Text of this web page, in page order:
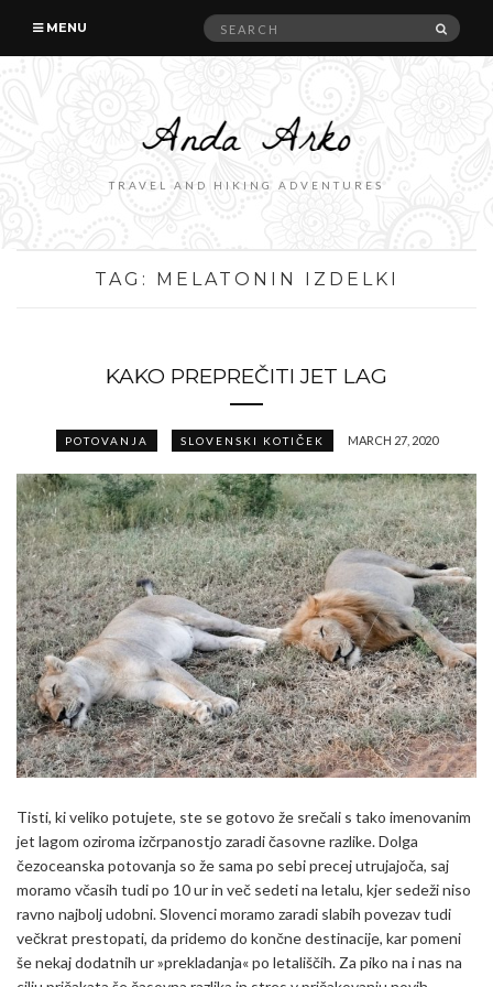
MENU
Search
TRAVEL AND HIKING ADVENTURES
TAG: MELATONIN IZDELKI
KAKO PREPREČITI JET LAG
POTOVANJA SLOVENSKI KOTIČEK MARCH 27, 2020
Tisti, ki veliko potujete, ste se gotovo že srečali s tako imenovanim
jet lagom oziroma izčrpanostjo zaradi časovne razlike. Dolga
čezoceanska potovanja so že sama po sebi precej utrujajoča, saj
moramo včasih tudi po 10 ur in več sedeti na letalu, kjer sedeži niso
ravno najbolj udobni. Slovenci moramo zaradi slabih povezav tudi
večkrat prestopati, da pridemo do končne destinacije, kar pomeni
še nekaj dodatnih ur »prekladanja« po letališčih. Za piko na i nas na